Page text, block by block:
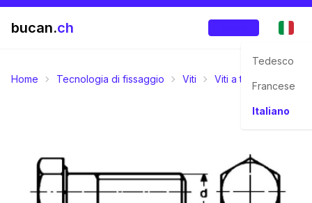
bucan.ch
Tedesco
Francese
Italiano
Home Tecnologia di fissaggio Viti Viti a testa